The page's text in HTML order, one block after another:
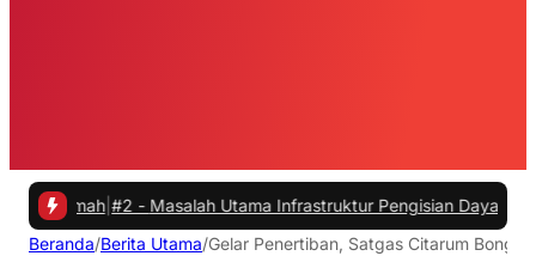
#2 -Masalah Utama Infrastruktur Pengisian Daya untuk Mobil
Beranda/Berita Utama/Gelar Penertiban, Satgas Citarum